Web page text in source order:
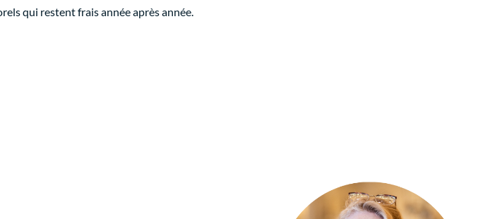
qui restent frais année après année.